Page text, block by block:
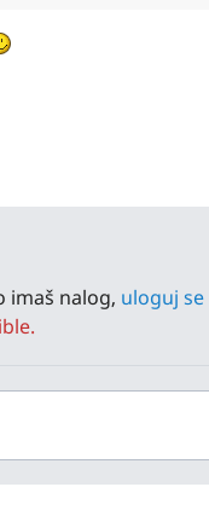
imaš nalog, uloguj se